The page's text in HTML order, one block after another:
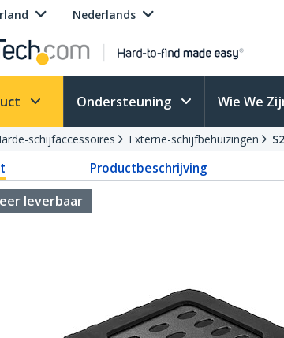
Nederlands
Ondersteuning Wie We
schijfaccessoires Externe-schijfbehuizingen
Productbeschrijving
leverbaar